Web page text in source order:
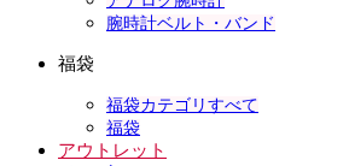
腕時計ベルト・バンド
福袋
福袋カテゴリすべて
福袋
アウトレット